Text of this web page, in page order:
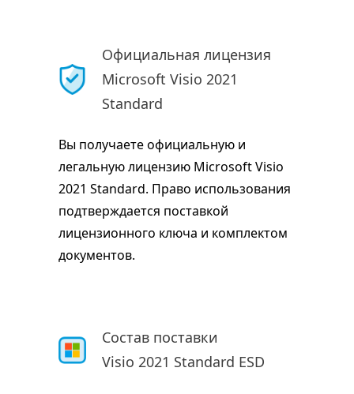
Официальная лицензия
Microsoft Visio 2021
Standard
Вы получаете официальную и
легальную лицензию Microsoft Visio
2021 Standard. Право использования
подтверждается поставкой
лицензионного ключа и комплектом
документов.
Состав поставки
Visio 2021 Standard ESD